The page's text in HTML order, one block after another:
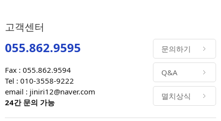
고객센터
055.862.9595
Fax : 055.862.9594
Tel : 010-3558-9222
email : jiniri12@naver.com
24간 문의 가능
문의하기
Q&A
멸치상식